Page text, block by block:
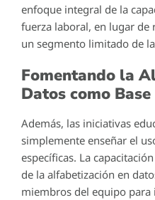
enfoque integral de la
fuerza laboral, en lugar
un segmento limitado de
Fomentando la
Datos como Base
Además, las iniciativas
simplemente enseñar el
específicas. La
de la alfabetización en
miembros del equipo